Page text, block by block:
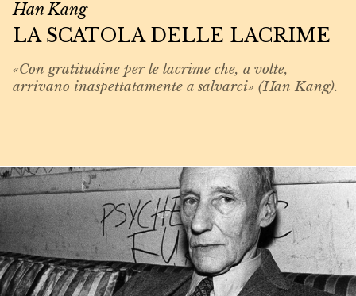
Han Kang
LA SCATOLA DELLE LACRIME
«Con gratitudine per le lacrime che, a volte,
arrivano inaspettatamente a salvarci» (Han Kang).